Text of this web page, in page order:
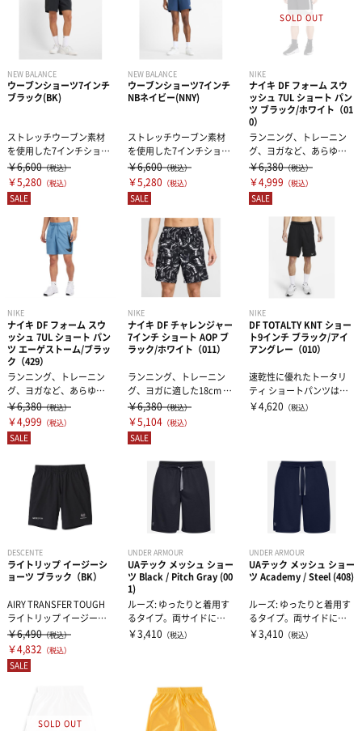
NEW BALANCE
ウーブンショーツ7インチ
ブラック(BK)
ストレッチウーブン素材
を使用した7インチショー
ツです。日本人の体系に
合うようスマ...
￥6,600（税込）
￥5,280 （税込）
SALE
NEW BALANCE
ウーブンショーツ7インチ
NBネイビー(NNY)
ストレッチウーブン素材
を使用した7インチショー
ツです。日本人の体系に
合うようスマ...
￥6,600（税込）
￥5,280 （税込）
SALE
NIKE
ナイキ DF フォーム スウ
ッシュ 7UL ショート パン
ツ ブラック/ホワイト（01
0）
ランニング、トレーニン
グ、ヨガなど、あらゆる
アクティビティに最適
な、シンプルなデ...
￥6,380（税込）
￥4,999 （税込）
SALE
NIKE
ナイキ DF フォーム スウ
ッシュ 7UL ショート パン
ツ エーゲストーム/ブラッ
ク（429）
ランニング、トレーニン
グ、ヨガなど、あらゆる
アクティビティに最適
な、シンプルなデ...
￥6,380（税込）
￥4,999 （税込）
SALE
NIKE
ナイキ DF チャレンジャー
7インチ ショート AOP ブ
ラック/ホワイト（011）
ランニング、トレーニン
グ、ヨガに適した18cm チ
ャレンジャー ショートパ
ンツは...
￥6,380（税込）
￥5,104 （税込）
SALE
NIKE
DF TOTALTY KNT ショー
ト9インチ ブラック/アイ
アングレー（010）
速乾性に優れたトータリ
ティ ショートパンツは、
トレーニング用にデザイ
￥4,620 （税込）
DESCENTE
ライトリップ イージーシ
ョーツ ブラック（BK）
AIRY TRANSFER TOUGH
ライトリップ イージーシ
ョーツ 表面がリ...
￥6,490（税込）
￥4,832 （税込）
SALE
UNDER ARMOUR
UAテック メッシュ ショー
ツ Black / Pitch Gray (00
1)
ルーズ: ゆったりと着用す
るタイプ。両サイドにポ
ケット水分コントロー
￥3,410 （税込）
UNDER ARMOUR
UAテック メッシュ ショー
ツ Academy / Steel (408)
ルーズ: ゆったりと着用す
るタイプ。両サイドにポ
ケット水分コントロー
￥3,410 （税込）